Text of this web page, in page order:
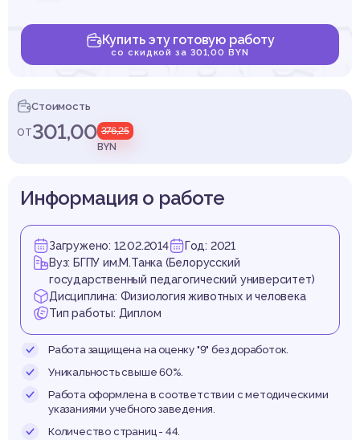
Купить эту готовую работу
со скидкой за 301,00 BYN
Стоимость
от301,00 376,25
BYN
Информация о работе
Загружено: 12.02.2014
Год: 2021
Вуз: БГПУ им.М.Танка (Белорусский
государственный педагогический университет)
Дисциплина: Физиология животных и человека
Тип работы: Диплом
Работа защищена на оценку "9" без доработок.
Уникальность свыше 60%.
Работа оформлена в соответствии с методическими
указаниями учебного заведения.
Количество страниц - 44.